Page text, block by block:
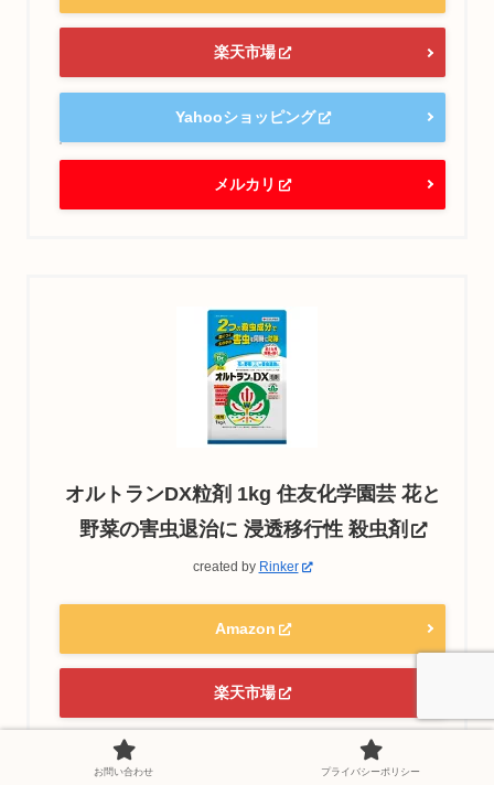
楽天市場
Yahooショッピング
メルカリ
オルトランDX粒剤 1kg 住友化学園芸 花と
野菜の害虫退治に 浸透移行性 殺虫剤
created by Rinker
Amazon
楽天市場
お問い合わせ プライバシーポリシー